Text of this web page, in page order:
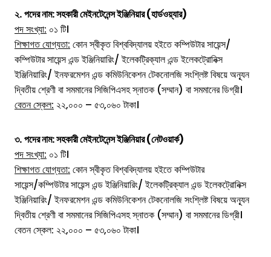
২.পদের নাম:সহকারী মেইনটেনেন্সইঞ্জিনিয়ার (হার্ডওয়্যার)
পদ সংখ্যা: ০১ টি।
শিক্ষাগত যোগ্যতা: কোন স্বীকৃত বিশ্ববিদ্যালয় হইতে কম্পিউটার সায়েন্স/
কম্পিউটার সায়েন্স এন্ড ইঞ্জিনিয়ারিং/ ইলেকট্রিক্যাল এন্ড ইলেকট্রোনিক্স
ইঞ্জিনিয়ারিং/ ইনফরমেশন এন্ড কমিউনিকেশন টেকনোলজি সংশ্লিষ্ট বিষয়ে অন্যূন
দ্বিতীয় শ্রেণী বা সমমানের সিজিপিএসহ স্নাতক (সম্মান) বা সমমানের ডিগ্রী।
বেতন স্কেল: ২২,০০০ – ৫৩,০৬০ টাকা।
৩.পদের নাম:সহকারী মেইনটেনেন্স ইঞ্জিনিয়ার (নেটওয়ার্ক)
পদ সংখ্যা: ০১ টি।
শিক্ষাগত যোগ্যতা: কোন স্বীকৃত বিশ্ববিদ্যালয় হইতে কম্পিউটার
সায়েন্স/কম্পিউটার সায়েন্স এন্ড ইঞ্জিনিয়ারিং/ ইলেকট্রিক্যাল এন্ড ইলেকট্রোনিক্স
ইঞ্জিনিয়ারিং/ ইনফরমেশন এন্ড কমিউনিকেশন টেকনোলজি সংশ্লিষ্ট বিষয়ে অন্যূন
দ্বিতীয় শ্রেণী বা সমমানের সিজিপিএসহ স্নাতক (সম্মান) বা সমমানের ডিগ্রী।
বেতন স্কেল: ২২,০০০ – ৫৩,০৬০ টাকা।